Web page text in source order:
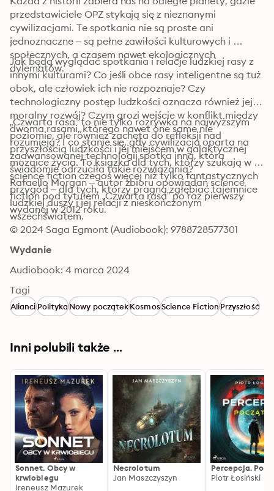
przedstawiciele OPZ stykają się z nieznanymi
cywilizacjami. Te spotkania nie są proste ani
jednoznaczne – są pełne zawiłości kulturowych i
społecznych, a czasem nawet ekologicznych
dylematów.
Jak będą wyglądać spotkania i relacje ludzkiej rasy z
innymi kulturami? Co jeśli obce rasy inteligentne są tuż
obok, ale człowiek ich nie rozpoznaje? Czy
technologiczny postęp ludzkości oznacza również jej
moralny rozwój? Czym grozi wejście w konflikt między
dwoma rasami, którego nawet one same nie
rozumieją? I co stanie się, gdy cywilizacja oparta na
zaawansowanej technologii spotka inną, która
świadomie odrzuciła takie rozwiązania?
„Czwarta rasa” to nie tylko rozrywka na najwyższym
poziomie, ale również zachęta do refleksji nad
przyszłością ludzkości i jej miejscem w galaktycznej
mozaice życia. To książka dla tych, którzy szukają w
science fiction czegoś więcej niż tylko fantastycznych
przygód – dla tych, którzy pragną zgłębiać tajemnice
ludzkiej duszy i jej relacji z nieskończonym
wszechświatem.
Rafaello Morgan – autor zbioru opowiadań science
fiction pod tytułem „Czwarta rasa” po raz pierwszy
wydanej w 2012 roku.
© 2024 Saga Egmont (Audiobook): 9788728577301
Wydanie
Audiobook: 4 marca 2024
Tagi
AlianciPolitykaNowy początekKosmosScience FictionPrzyszłość
Inni polubili także ...
Sonnet. Obcy w
krwiobiegu
Ireneusz Mazurek
Necrolotum
Jan Maszczyszyn
Percepcja.
Piotr Łosiński